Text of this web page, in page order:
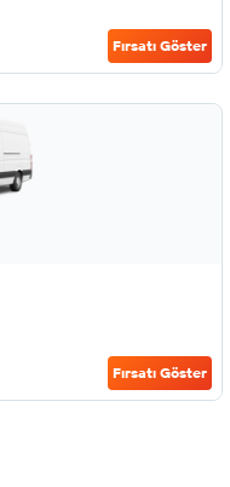
Fırsatı Göster
Fırsatı Göster